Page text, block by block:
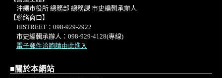
沖繩市役所 總務部 總務課 市史編輯承辦人
【聯絡窗口】
HISTREET：098-929-2922
市史編輯承辦人：098-929-4128(專線)
電子郵件洽詢請由此進入
■關於本網站